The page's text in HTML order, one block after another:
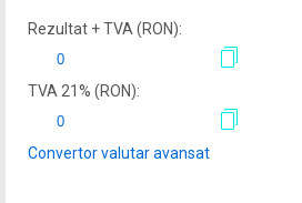
Rezultat + TVA (RON):
TVA 21% (RON):
Convertor valutar avansat